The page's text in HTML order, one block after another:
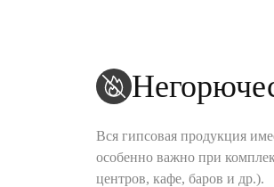
Вся гипсовая продукция
особенно важно при
центров, кафе, баров и др.).